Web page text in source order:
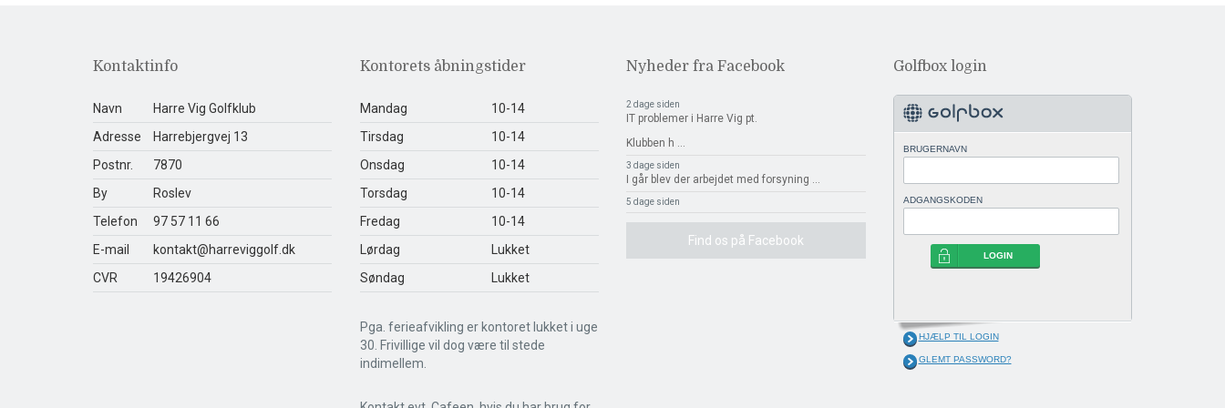
Kontaktinfo
Navn
Harre Vig Golfklub
Adresse
Harrebjergvej 13
Postnr.
7870
By
Roslev
Telefon
97 57 11 66
E-mail
kontakt@harreviggolf.dk
CVR
19426904
Kontorets åbningstider
Mandag
10-14
Tirsdag
10-14
Onsdag
10-14
Torsdag
10-14
Fredag
10-14
Lørdag
Lukket
Søndag
Lukket
Pga. ferieafvikling er kontoret lukket i uge
30. Frivillige vil dog være til stede
indimellem.
Nyheder fra Facebook
2 dage siden
IT problemer i Harre Vig pt.
Klubben h ...
3 dage siden
I går blev der arbejdet med forsyning ...
5 dage siden
Find os på Facebook
Golfbox login
BRUGERNAVN
ADGANGSKODEN
LOGIN
HJÆLP TIL LOGIN
GLEMT PASSWORD?